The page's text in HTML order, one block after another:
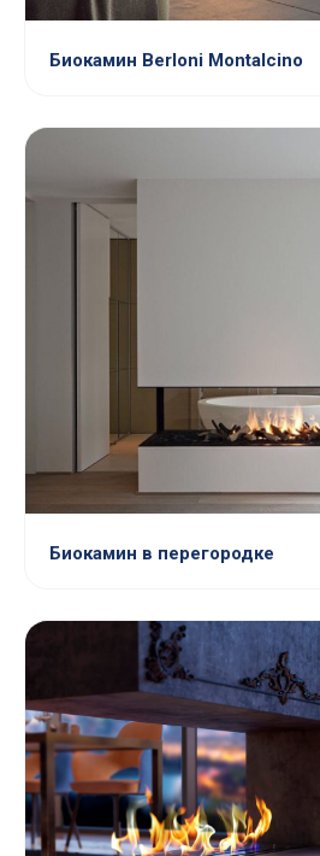
Биокамин Berloni Montalcino
Биокамин в перегородке